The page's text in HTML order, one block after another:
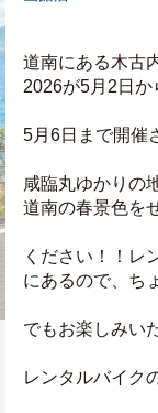
道南にある木古
2026が5月2日か
5月6日まで開催
咸臨丸ゆかりの
道南の春景色を
ください！！レ
にあるので、ち
でもお楽しみい
レンタルバイク